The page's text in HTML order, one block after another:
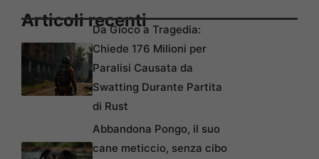
Articoli recentiDa Gioco a Tragedia:
Chiede 176 Milioni per
Paralisi Causata da
Swatting Durante Partita
di Rust
Abbandona Pongo, il suo
cane meticcio, senza cibo